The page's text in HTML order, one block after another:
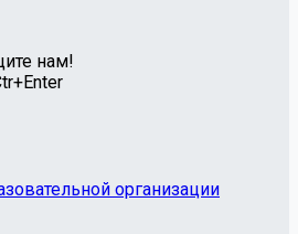
нам!
организации